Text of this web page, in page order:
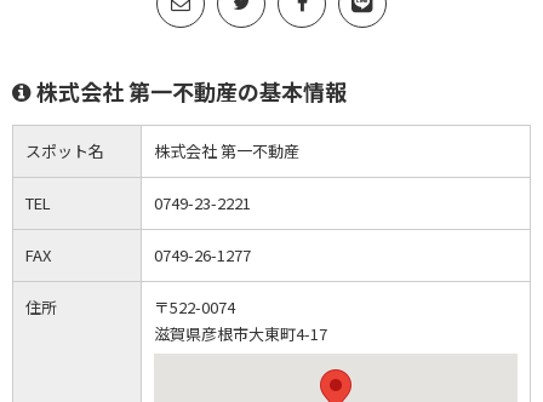
株式会社 第一不動産の基本情報
スポット名 株式会社 第一不動産
TEL 0749-23-2221
FAX 0749-26-1277
住所
〒522-0074
滋賀県彦根市大東町4-17